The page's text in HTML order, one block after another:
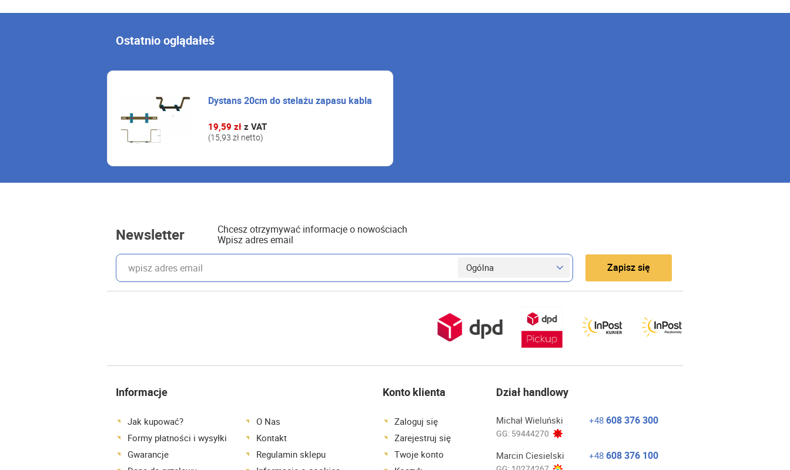
Ostatnio oglądałeś
Dystans 20cm do stelażu zapasu kabla
19,59 zł z VAT
(15,93 zł netto)
Newsletter
Chcesz otrzymywać informacje o nowościach
Wpisz adres email
wpisz adres email Zapisz się
Informacje
Jak kupować?
Formy płatności i wysyłki
Gwarancje
O Nas
Kontakt
Regulamin sklepu
Konto klienta
Zaloguj się
Zarejestruj się
Twoje konto
Dział handlowy
Michał Wieluński
GG: 59444270
+48 608 376 300
Marcin Ciesielski +48 608 376 100